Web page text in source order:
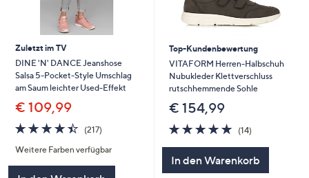
Zuletzt im TV
DINE 'N' DANCE Jeanshose
Salsa 5-Pocket-Style Umschlag
am Saum leichter Used-Effekt
€ 109,99
4.4
von
5
(217)217
Weitere Farben verfügbar
Top-Kundenbewertung
VITAFORM Herren-Halbschuh
Nubukleder Klettverschluss
rutschhemmende Sohle
€ 154,99
4.8
von
(14)14
In den Warenkorb